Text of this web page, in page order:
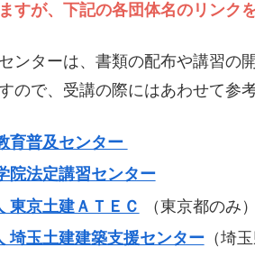
すが、下記の各団体名のリンク
ンターは、書類の配布や講習の
ので、受講の際にはあわせて参
育普及センター
院法定講習センター
東京土建ＡＴＥＣ
（東京都のみ）
埼玉土建建築支援センター（埼玉